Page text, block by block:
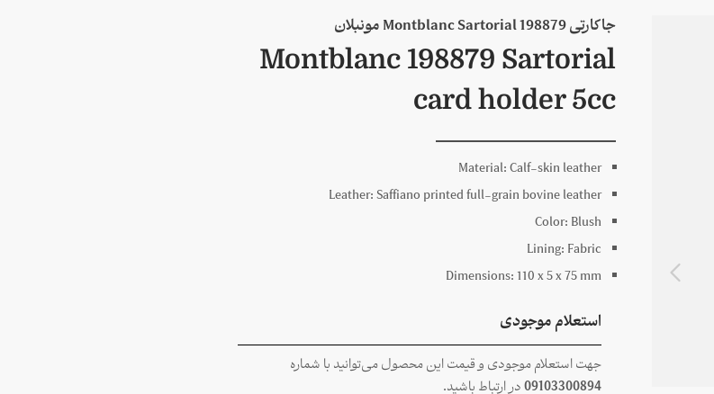
جاکارتی 198879 Montblanc Sartorial مونبلان
Montblanc 198879 Sartorial
card holder 5cc
Material:Calf-skin leather
Leather:Saffiano printed full-grain bovine leather
Color: Blush
Lining: Fabric
Dimensions:110 x5 x75mm
استعلام موجودی
جهت استعلام موجودی و قیمت این محصول می‌توانید با شماره
09103300894در ارتباط باشید.